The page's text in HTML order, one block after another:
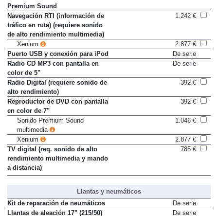
de alto rendimiento multimedia o
Premium Sound
Navegación RTI (información de
tráfico en ruta) (requiere sonido
de alto rendimiento multimedia)
Xenium
2.877 €
Puerto USB y conexión para iPod
De serie
Radio CD MP3 con pantalla en
color de 5"
Radio Digital (requiere sonido de
alto rendimiento)
Reproductor de DVD con pantalla
en color de 7"
Sonido Premium Sound
multimedia
Xenium
2.877 €
TV digital (req. sonido de alto
rendimiento multimedia y mando
a distancia)
Llantas y neumáticos
Kit de reparación de neumáticos
De serie